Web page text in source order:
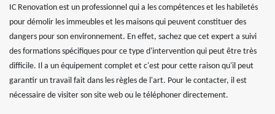
IC Renovation est un professionnel qui a les compétences et les habiletés
pour démolir les immeubles et les maisons qui peuvent constituer des
dangers pour son environnement. En effet, sachez que cet expert a suivi
des formations spécifiques pour ce type d'intervention qui peut être très
difficile. Il a un équipement complet et c'est pour cette raison qu'il peut
garantir un travail fait dans les règles de l'art. Pour le contacter, il est
nécessaire de visiter son site web ou le téléphoner directement.